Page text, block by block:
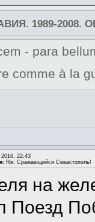
1989-2008.
- para
comme à la
22:43
Re: Сражающийся Севастополь!
на
Поезд